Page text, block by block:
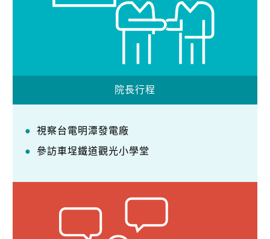
院長行程
視察台電明潭發電廠
參訪車埕鐵道觀光小學堂